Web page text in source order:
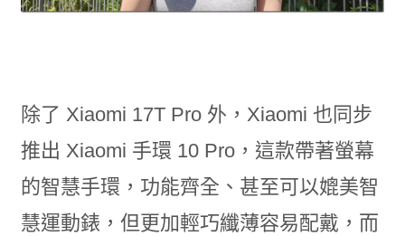
除了 Xiaomi 17T Pro 外，Xiaomi 也同步
推出 Xiaomi 手環 10 Pro，這款帶著螢幕
的智慧手環，功能齊全、甚至可以媲美智
慧運動錶，但更加輕巧纖薄容易配戴，而